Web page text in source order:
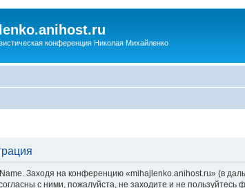
конференция Николая Михайленко
Заходя на конференцию «mihajlenko.anihost.ru» (в
с ними, пожалуйста, не заходите и не